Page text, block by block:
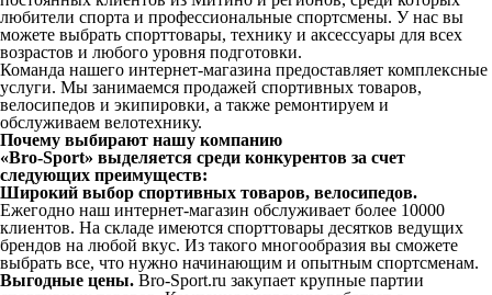
любители спорта и профессиональные спортсмены. У нас вы
можете выбрать спорттовары, технику и аксессуары для всех
возрастов и любого уровня подготовки.
Команда нашего интернет-магазина предоставляет комплексные
услуги. Мы занимаемся продажей спортивных товаров,
велосипедов и экипировки, а также ремонтируем и
обслуживаем велотехнику.
Почему выбирают нашу компанию
«Bro-Sport» выделяется среди конкурентов за счет
следующих преимуществ:
Широкий выбор спортивных товаров, велосипедов.
Ежегодно наш интернет-магазин обслуживает более 10000
клиентов. На складе имеются спорттовары десятков ведущих
брендов на любой вкус. Из такого многообразия вы сможете
выбрать все, что нужно начинающим и опытным спортсменам.
Выгодные цены. Bro-Sport.ru закупает крупные партии